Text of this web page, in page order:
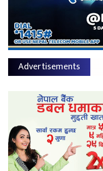
Advertisements